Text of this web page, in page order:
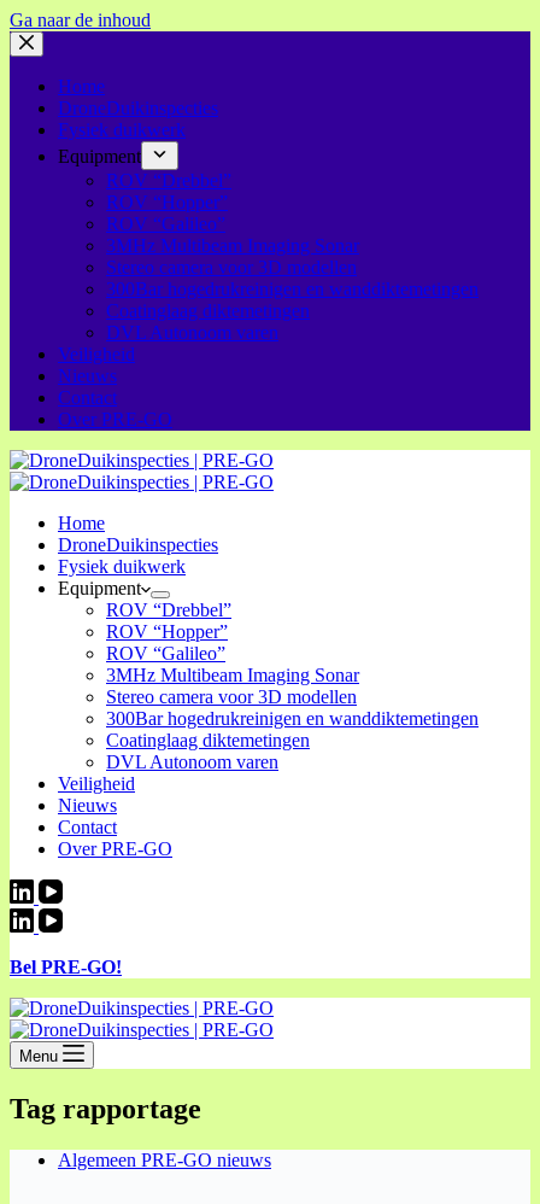
Ga naar de inhoud
Home
DroneDuikinspecties
Fysiek duikwerk
Equipment
ROV “Drebbel”
ROV “Hopper”
ROV “Galileo”
3MHz Multibeam Imaging Sonar
Stereo camera voor 3D modellen
300Bar hogedrukreinigen en wanddiktemetingen
Coatinglaag diktemetingen
DVL Autonoom varen
Veiligheid
Nieuws
Contact
Over PRE-GO
Home
DroneDuikinspecties
Fysiek duikwerk
Equipment
ROV “Drebbel”
ROV “Hopper”
ROV “Galileo”
3MHz Multibeam Imaging Sonar
Stereo camera voor 3D modellen
300Bar hogedrukreinigen en wanddiktemetingen
Coatinglaag diktemetingen
DVL Autonoom varen
Veiligheid
Nieuws
Contact
Over PRE-GO
Bel PRE-GO!
Menu
Tag rapportage
Algemeen PRE-GO nieuws